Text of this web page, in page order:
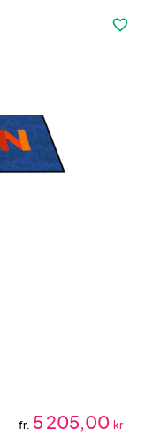
favorite_border
fr. 5 205,00 kr